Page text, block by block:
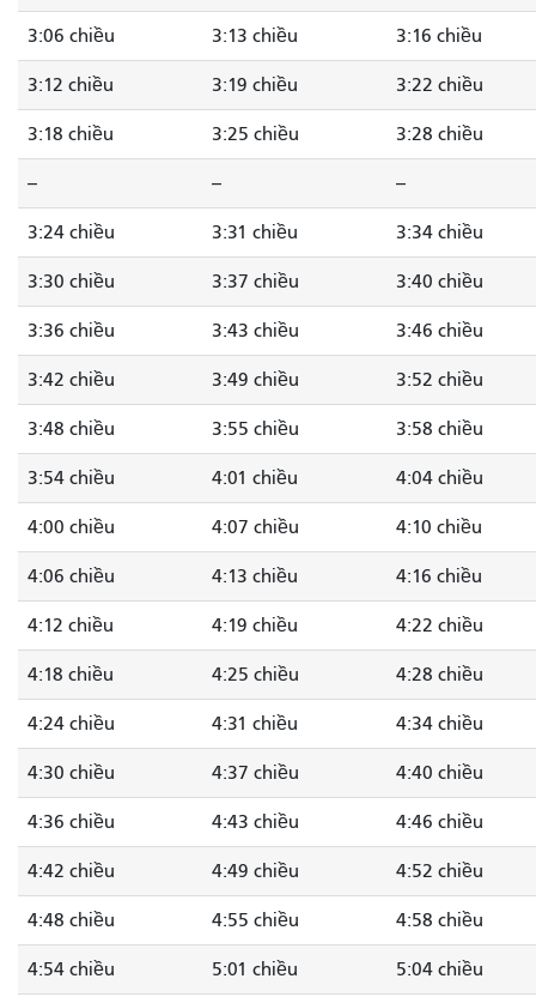
3:06 chiều 3:13 chiều 3:16 chiều
3:12 chiều 3:19 chiều 3:22 chiều
3:18 chiều 3:25 chiều 3:28 chiều
-- -- --
3:24 chiều 3:31 chiều 3:34 chiều
3:30 chiều 3:37 chiều 3:40 chiều
3:36 chiều 3:43 chiều 3:46 chiều
3:42 chiều 3:49 chiều 3:52 chiều
3:48 chiều 3:55 chiều 3:58 chiều
3:54 chiều 4:01 chiều 4:04 chiều
4:00 chiều 4:07 chiều 4:10 chiều
4:06 chiều 4:13 chiều 4:16 chiều
4:12 chiều 4:19 chiều 4:22 chiều
4:18 chiều 4:25 chiều 4:28 chiều
4:24 chiều 4:31 chiều 4:34 chiều
4:30 chiều 4:37 chiều 4:40 chiều
4:36 chiều 4:43 chiều 4:46 chiều
4:42 chiều 4:49 chiều 4:52 chiều
4:48 chiều 4:55 chiều 4:58 chiều
4:54 chiều 5:01 chiều 5:04 chiều